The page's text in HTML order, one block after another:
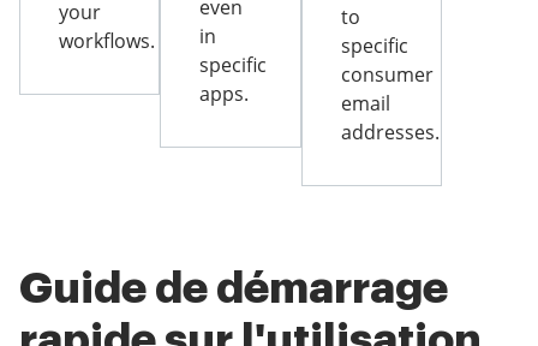
your
workflows.
even
in
specific
apps.
to
specific
consumer
email
addresses.
Guide de démarrage